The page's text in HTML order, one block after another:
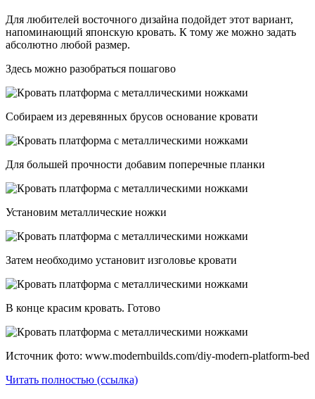
Для любителей восточного дизайна подойдет этот вариант,
напоминающий японскую кровать. К тому же можно задать
абсолютно любой размер.
Здесь можно разобраться пошагово
Собираем из деревянных брусов основание кровати
Для большей прочности добавим поперечные планки
Установим металлические ножки
Затем необходимо установит изголовье кровати
В конце красим кровать. Готово
Источник фото: www.modernbuilds.com/diy-modern-platform-bed
Читать полностью (ссылка)